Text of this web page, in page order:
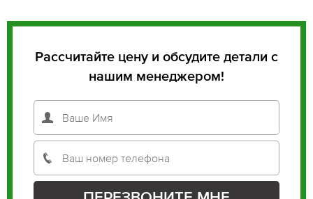
Рассчитайте цену и обсудите детали с
нашим менеджером!